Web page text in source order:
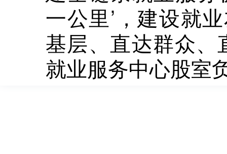
一公里’，建设就
基层、直达群众、
就业服务中心股室